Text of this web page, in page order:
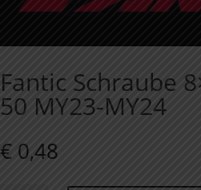
Fantic Schraube
50 MY23-MY24
€ 0,48